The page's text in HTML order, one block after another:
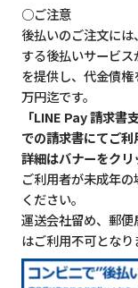
○ご注意
後払いのご注文に
する後払いサービ
を提供し、代金債
万円迄です。
「LINE Pay 請求
での請求書にてご利
詳細はバナーをクリ
ご利用者が未成年
ください。
運送会社留め、郵
はご利用不可となり